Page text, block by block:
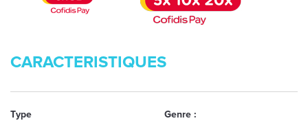
CARACTERISTIQUES
Type Genre :